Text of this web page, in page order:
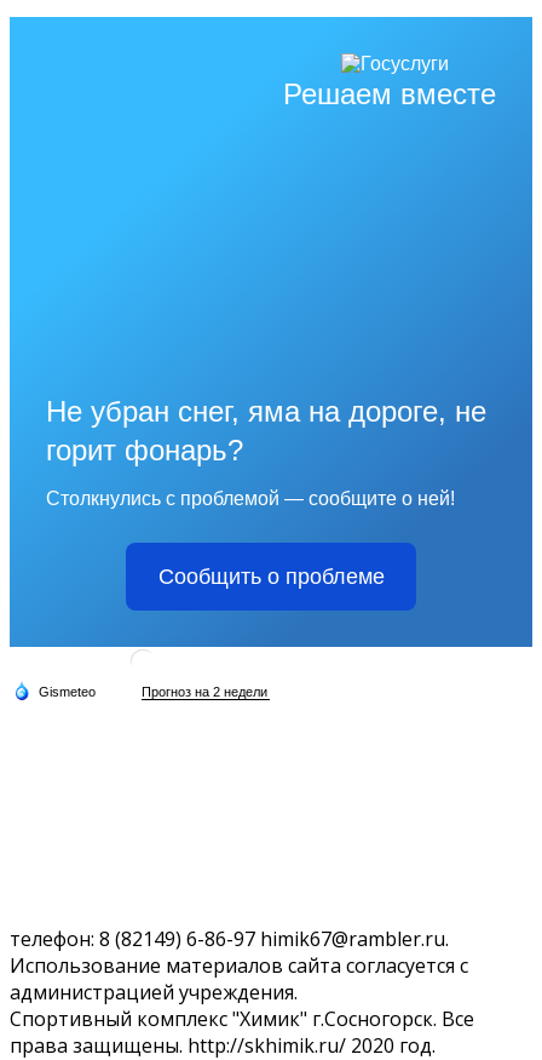
Решаем вместе
Не убран снег, яма на дороге, не
горит фонарь?
Столкнулись с проблемой — сообщите о ней!
Сообщить о проблеме
телефон: 8 (82149) 6-86-97 himik67@rambler.ru.
Использование материалов сайта согласуется с
администрацией учреждения.
Спортивный комплекс "Химик" г.Сосногорск. Все
права защищены. http://skhimik.ru/ 2020 год.